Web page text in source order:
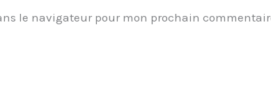
le navigateur pour mon prochain